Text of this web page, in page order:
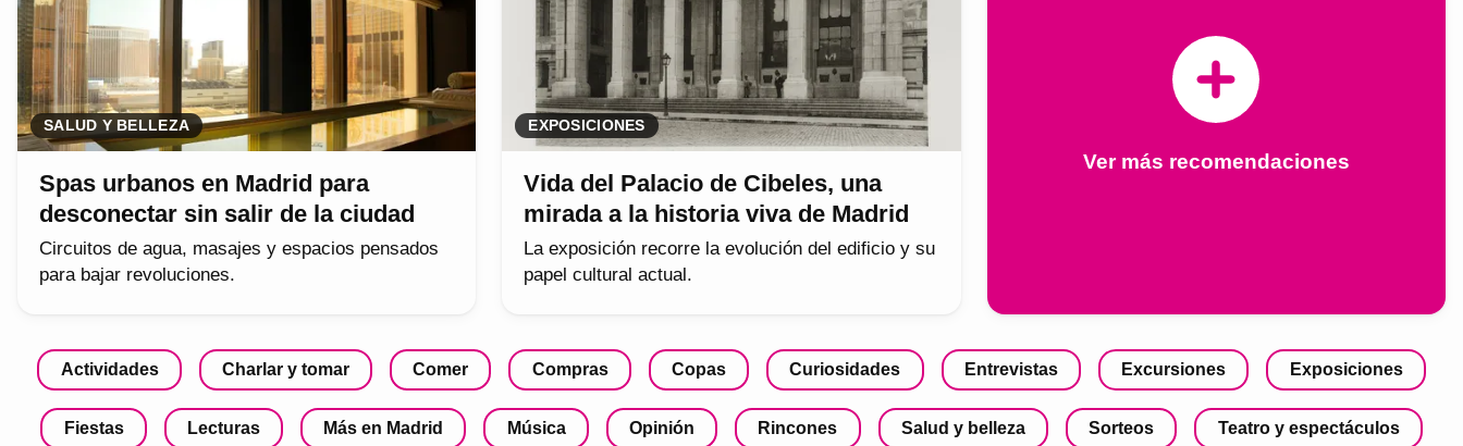
SALUD Y BELLEZA
Spas urbanos en Madrid para
desconectar sin salir de la ciudad
Circuitos de agua, masajes y espacios pensados
para bajar revoluciones.
EXPOSICIONES
Vida del Palacio de Cibeles, una
mirada a la historia viva de Madrid
La exposición recorre la evolución del edificio y su
papel cultural actual.
Ver más recomendaciones
Actividades Charlar y tomar Comer Compras Copas Curiosidades Entrevistas Excursiones Exposiciones
Fiestas Lecturas Más en Madrid Música Opinión Rincones Salud y belleza Sorteos Teatro y espectáculos